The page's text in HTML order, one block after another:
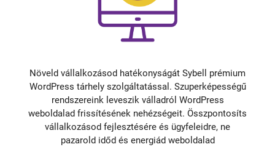
Növeld vállalkozásod hatékonyságát Sybell prémium
WordPress tárhely szolgáltatással. Szuperképességű
rendszereink leveszik válladról WordPress
weboldalad frissítésének nehézségeit. Összpontosíts
vállalkozásod fejlesztésére és ügyfeleidre, ne
pazarold időd és energiád weboldalad